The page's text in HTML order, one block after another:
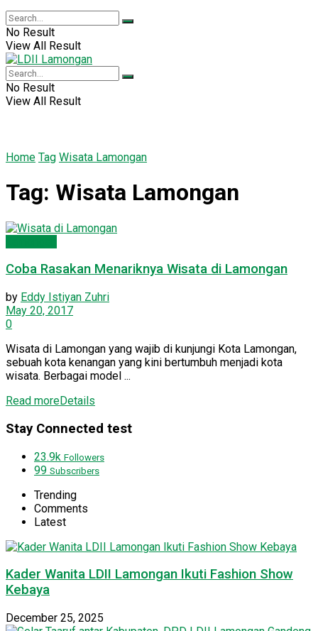
No Result
View All Result
No Result
View All Result
Home Tag Wisata Lamongan
Tag: Wisata Lamongan
Coba Rasakan Menariknya Wisata di Lamongan
by Eddy Istiyan Zuhri
May 20, 2017
0
Wisata di Lamongan yang wajib di kunjungi Kota Lamongan,
sebuah kota kenangan yang kini bertumbuh menjadi kota
wisata. Berbagai model ...
Read moreDetails
Stay Connected test
23.9k Followers
99 Subscribers
Trending
Comments
Latest
Kader Wanita LDII Lamongan Ikuti Fashion Show
Kebaya
December 25, 2025